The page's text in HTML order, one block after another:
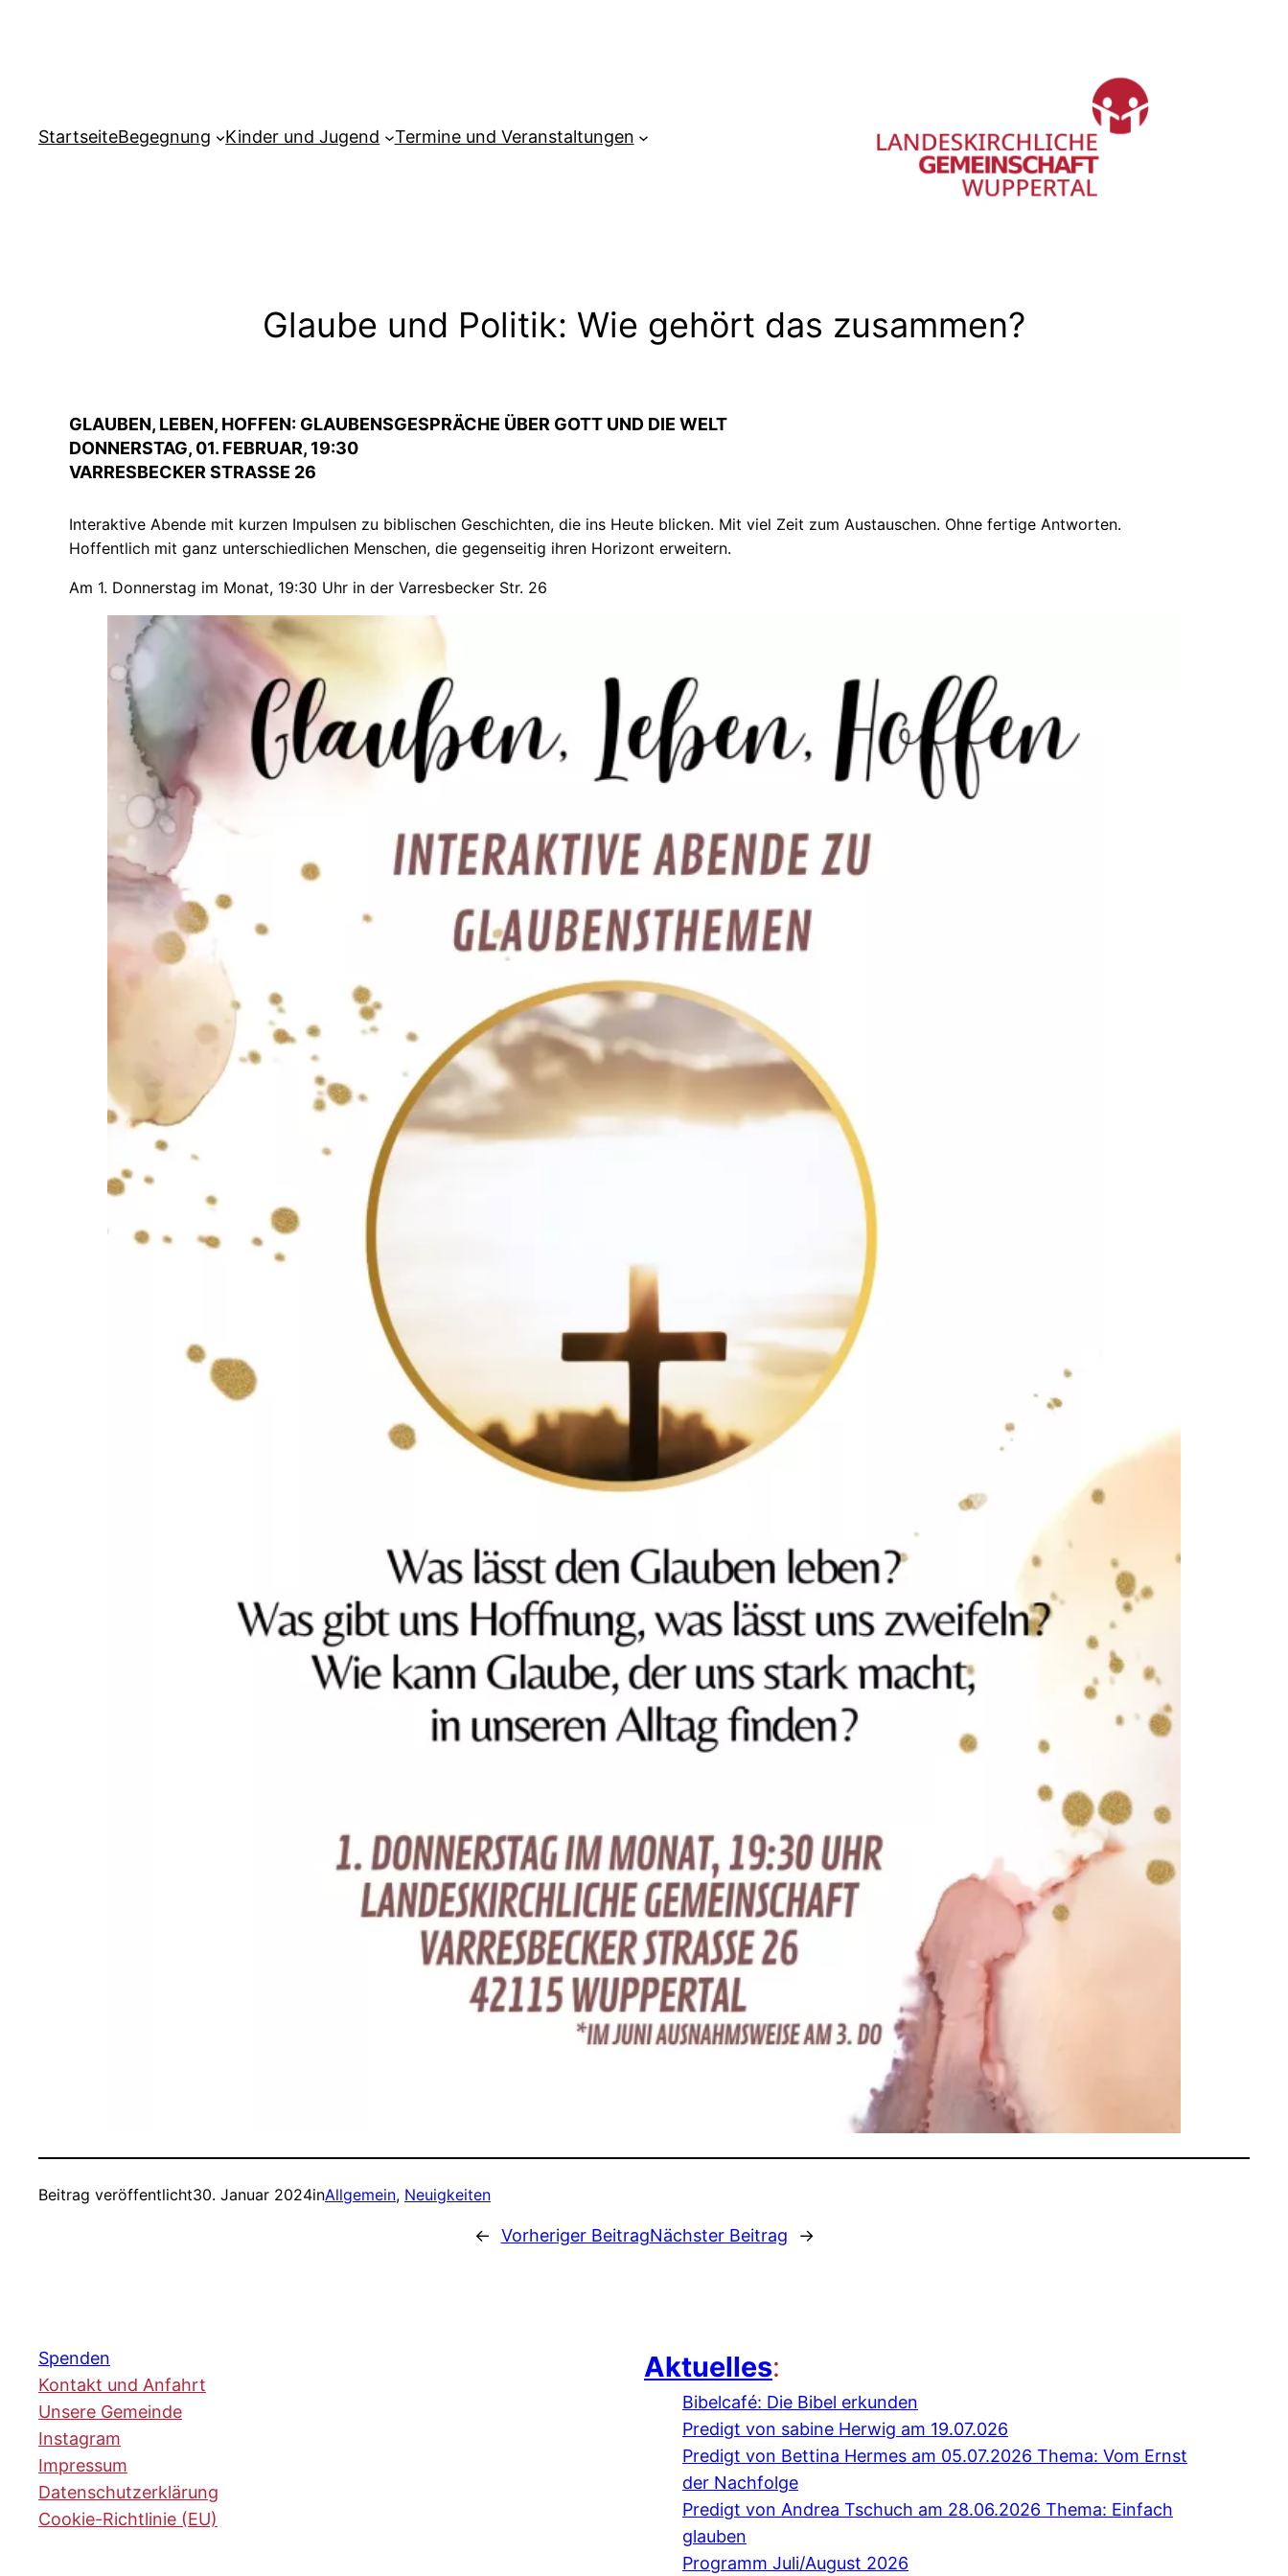
StartseiteBegegnung Kinder und Jugend Termine und Veranstaltungen
Glaube und Politik: Wie gehört das zusammen?
GLAUBEN, LEBEN, HOFFEN: GLAUBENSGESPRÄCHE ÜBER GOTT UND DIE WELT
DONNERSTAG, 01. FEBRUAR, 19:30
VARRESBECKER STRASSE 26
Interaktive Abende mit kurzen Impulsen zu biblischen Geschichten, die ins Heute blicken. Mit viel Zeit zum Austauschen. Ohne fertige Antworten.
Hoffentlich mit ganz unterschiedlichen Menschen, die gegenseitig ihren Horizont erweitern.
Am 1. Donnerstag im Monat, 19:30 Uhr in der Varresbecker Str. 26
Beitrag veröffentlicht30. Januar 2024inAllgemein, Neuigkeiten
← Vorheriger BeitragNächster Beitrag →
Spenden
Kontakt und Anfahrt
Unsere Gemeinde
Instagram
Impressum
Datenschutzerklärung
Cookie-Richtlinie (EU)
Aktuelles:
Bibelcafé: Die Bibel erkunden
Predigt von sabine Herwig am 19.07.026
Predigt von Bettina Hermes am 05.07.2026 Thema: Vom Ernst
der Nachfolge
Predigt von Andrea Tschuch am 28.06.2026 Thema: Einfach
glauben
Programm Juli/August 2026